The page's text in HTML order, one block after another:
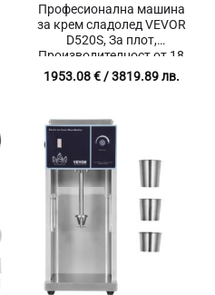
Професионална машина
за крем сладолед VEVOR
D520S, За плот,
Производителност от 18
до 28л/час, Контейнери 2 x
5.5 литра
1953.08€/ 3819.89 лв.